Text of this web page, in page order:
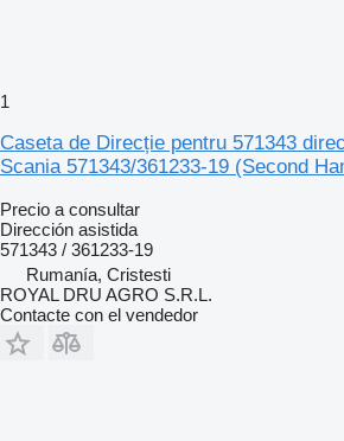
1
Caseta de Direcție pentru 571343
Scania 571343/361233-19 (Second
Precio a consultar
Dirección asistida
571343 / 361233-19
Rumanía, Cristesti
ROYAL DRU AGRO S.R.L.
Contacte con el vendedor